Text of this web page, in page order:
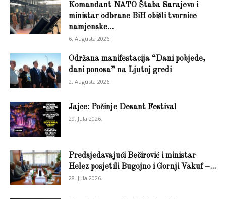
Komandant NATO Štaba Sarajevo i
ministar odbrane BiH obišli tvornice
namjenske...
6. Augusta 2026.
Održana manifestacija “Dani pobjede,
dani ponosa” na Ljutoj gredi
2. Augusta 2026.
Jajce: Počinje Desant Festival
29. Jula 2026.
Predsjedavajući Bečirović i ministar
Helez posjetili Bugojno i Gornji Vakuf –...
28. Jula 2026.